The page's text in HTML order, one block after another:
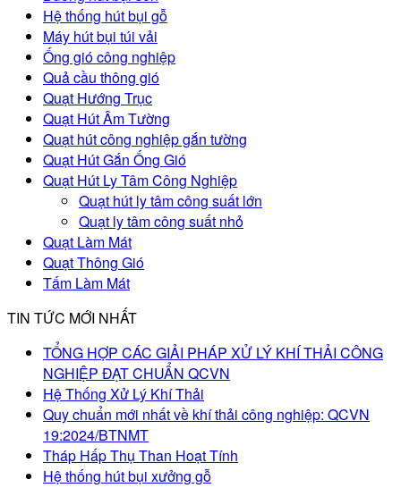
Hệ thống hút bụi gỗ
Máy hút bụi túi vải
Ống gió công nghiệp
Quả cầu thông gió
Quạt Hướng Trục
Quạt Hút Âm Tường
Quạt hút công nghiệp gắn tường
Quạt Hút Gắn Ống Gió
Quạt Hút Ly Tâm Công Nghiệp
Quạt hút ly tâm công suất lớn
Quạt ly tâm công suất nhỏ
Quạt Làm Mát
Quạt Thông Gió
Tấm Làm Mát
TIN TỨC MỚI NHẤT
TỔNG HỢP CÁC GIẢI PHÁP XỬ LÝ KHÍ THẢI CÔNG
NGHIỆP ĐẠT CHUẨN QCVN
Hệ Thống Xử Lý Khí Thải
Quy chuẩn mới nhất về khí thải công nghiệp: QCVN
19:2024/BTNMT
Tháp Hấp Thụ Than Hoạt Tính
Hệ thống hút bụi xưởng gỗ